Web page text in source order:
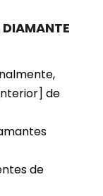
DIAMANTE
de
de